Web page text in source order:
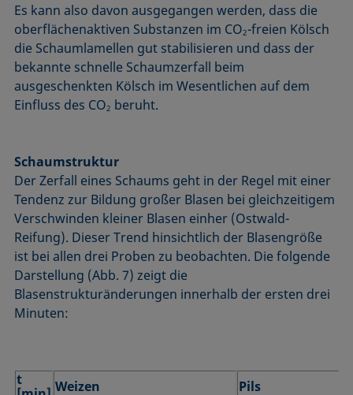
Es kann also davon ausgegangen werden, dass die
oberflächenaktiven Substanzen im CO2-freien Kölsch
die Schaumlamellen gut stabilisieren und dass der
bekannte schnelle Schaumzerfall beim
ausgeschenkten Kölsch im Wesentlichen auf dem
Einfluss des CO2 beruht.
Schaumstruktur
Der Zerfall eines Schaums geht in der Regel mit einer
Tendenz zur Bildung großer Blasen bei gleichzeitigem
Verschwinden kleiner Blasen einher (Ostwald-
Reifung). Dieser Trend hinsichtlich der Blasengröße
ist bei allen drei Proben zu beobachten. Die folgende
Darstellung (Abb. 7) zeigt die
Blasenstrukturänderungen innerhalb der ersten drei
Minuten:
t
Weizen Pils